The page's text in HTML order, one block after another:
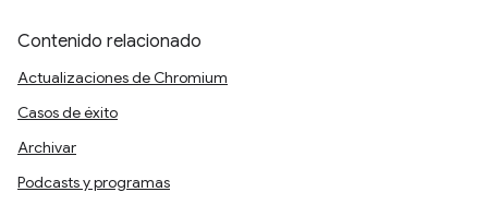
Contenido relacionado
Actualizaciones de Chromium
Casos de éxito
Archivar
Podcasts y programas